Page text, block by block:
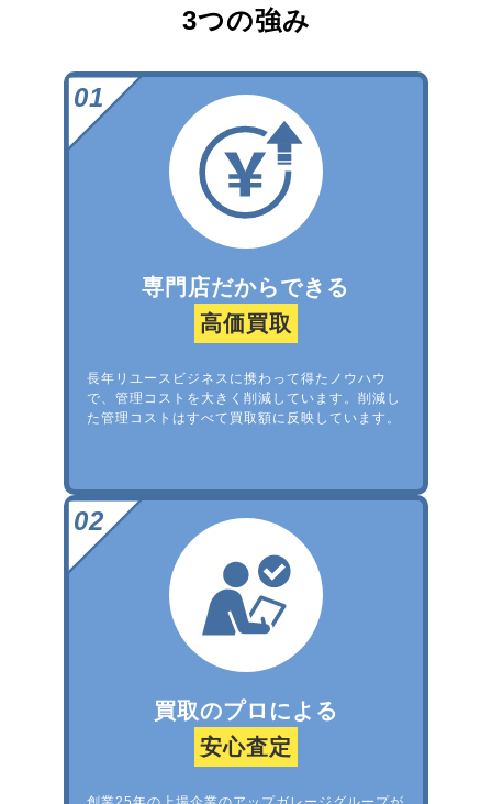
3つの強み
専門店だからできる
高価買取
長年リユースビジネスに携わって得たノウハウ
で、管理コストを大きく削減しています。削減し
た管理コストはすべて買取額に反映しています。
買取のプロによる
安心査定